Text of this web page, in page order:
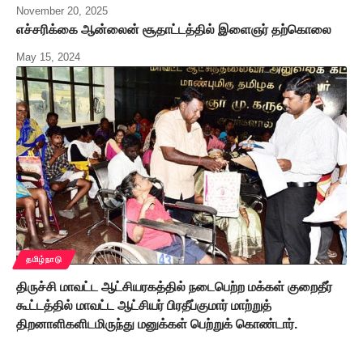
November 20, 2025
எச்சரிக்கை ஆன்லைன் சூதாட்டத்தில் இளைஞர் தற்கொலை
May 15, 2024
தமிழ்நாடு
திருச்சி மாவட்ட ஆட்சியரகத்தில் நடைபெற்ற மக்கள் குறைதீர்
கூட்டத்தில் மாவட்ட ஆட்சியர் பிரதீப்குமார் மாற்றுத்
திறனாளிகளிடமிருந்து மனுக்கள் பெற்றுக் கொண்டார்.